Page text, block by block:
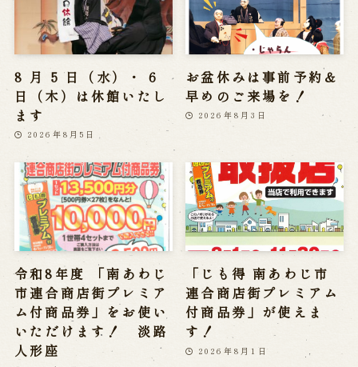
Usage Info
Opening Dates and Admission
Access
Indoor Introduction
Contact Us
FAQ Email us Call us
Reservation
Online Reservation
Reservation via e-mail form
Phone Reservations
8 月 5 日（水）・ 6
日（木）は休館いたし
ます
2026年8月5日
お盆休みは事前予約＆
早めのご来場を！
2026年8月3日
令和8年度 「南あわじ
市連合商店街プレミア
ム付商品券」をお使い
いただけます！ 淡路
人形座
「じも得 南あわじ市
連合商店街プレミアム
付商品券」が使えま
す！
2026年8月1日